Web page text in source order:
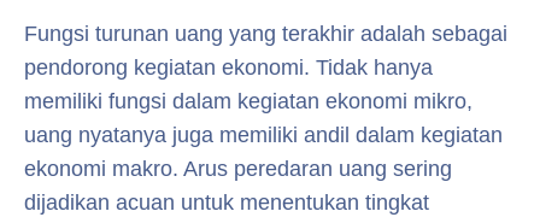
Fungsi turunan uang yang terakhir adalah sebagai
pendorong kegiatan ekonomi. Tidak hanya
memiliki fungsi dalam kegiatan ekonomi mikro,
uang nyatanya juga memiliki andil dalam kegiatan
ekonomi makro. Arus peredaran uang sering
dijadikan acuan untuk menentukan tingkat